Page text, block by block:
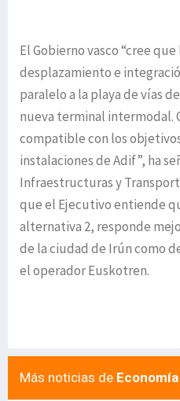
El Gobierno vasco “cree
desplazamiento e
paralelo a la playa de vías
nueva terminal intermodal.
compatible con los
instalaciones de Adif”, ha
Infraestructuras y
que el Ejecutivo entiende
alternativa 2, responde
de la ciudad de Irún como
el operador Euskotren.
Más noticias de